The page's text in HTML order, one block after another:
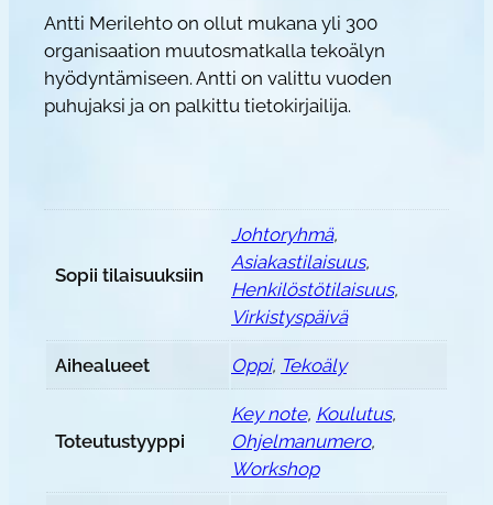
Antti Merilehto on ollut mukana yli 300
organisaation muutosmatkalla tekoälyn
hyödyntämiseen. Antti on valittu vuoden
puhujaksi ja on palkittu tietokirjailija.
Sopii tilaisuuksiin
Johtoryhmä,
Asiakastilaisuus,
Henkilöstötilaisuus,
Virkistyspäivä
Aihealueet Oppi, Tekoäly
Toteutustyyppi
Key note, Koulutus,
Ohjelmanumero,
Workshop